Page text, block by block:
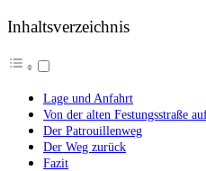
Inhaltsverzeichnis
Lage und Anfahrt
Von der alten Festungsstraße
Der Patrouillenweg
Der Weg zurück
Fazit